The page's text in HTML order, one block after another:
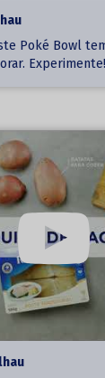
Poké Bowl
Experimente!